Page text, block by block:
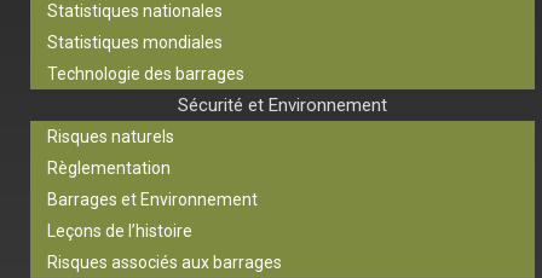
Statistiques nationales
Statistiques mondiales
Technologie des barrages
Sécurité et Environnement
Risques naturels
Règlementation
Barrages et Environnement
Leçons de l’histoire
Risques associés aux barrages